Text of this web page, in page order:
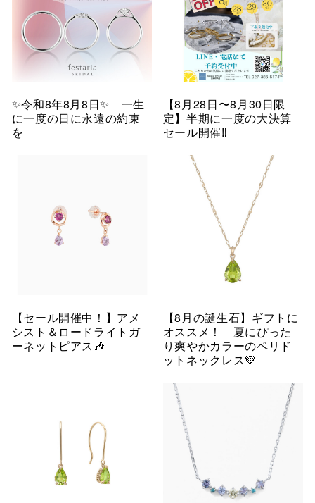
✨令和8年8月8日✨ 一生
に一度の日に永遠の約束
を
【8月28日〜8月30日限
定】半期に一度の大決算
セール開催‼︎
【セール開催中！】アメ
シスト＆ロードライトガ
ーネットピアス🎶
【8月の誕生石】ギフトに
オススメ！ 夏にぴった
り爽やかカラーのペリド
ットネックレス💚